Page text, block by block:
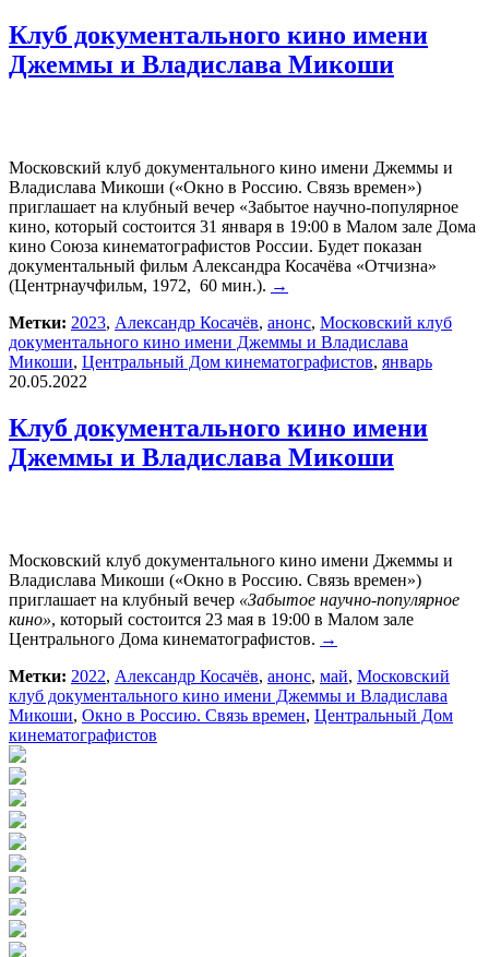
Клуб документального кино имени
Джеммы и Владислава Микоши
Московский клуб документального кино имени Джеммы и
Владислава Микоши («Окно в Россию. Связь времен»)
приглашает на клубный вечер «Забытое научно-популярное
кино, который состоится 31 января в 19:00 в Малом зале Дома
кино Союза кинематографистов России. Будет показан
документальный фильм Александра Косачёва «Отчизна»
(Центрнаучфильм, 1972, 60 мин.). →
Метки: 2023, Александр Косачёв, анонс, Московский клуб
документального кино имени Джеммы и Владислава
Микоши, Центральный Дом кинематографистов, январь
20.05.2022
Клуб документального кино имени
Джеммы и Владислава Микоши
Московский клуб документального кино имени Джеммы и
Владислава Микоши («Окно в Россию. Связь времен»)
приглашает на клубный вечер «Забытое научно-популярное
кино», который состоится 23 мая в 19:00 в Малом зале
Центрального Дома кинематографистов. →
Метки: 2022, Александр Косачёв, анонс, май, Московский
клуб документального кино имени Джеммы и Владислава
Микоши, Окно в Россию. Связь времен, Центральный Дом
кинематографистов